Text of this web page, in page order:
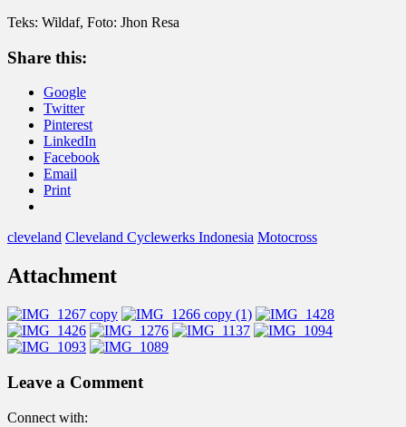
Teks: Wildaf, Foto: Jhon Resa
Share this:
Google
Twitter
Pinterest
LinkedIn
Facebook
Email
Print
cleveland Cleveland Cyclewerks Indonesia Motocross
Attachment
Leave a Comment
Connect with: